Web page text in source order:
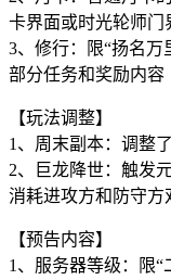
卡界面或时光轮师门
3、修行：限“扬名
部分任务和奖励内容
【玩法调整】
1、周末副本：调整
2、巨龙降世：触发
消耗进攻方和防守方
【预告内容】
1、服务器等级：限“